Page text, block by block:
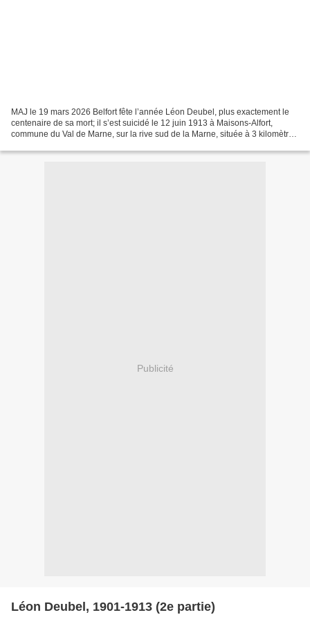
MAJ le 19 mars 2026 Belfort fête l’année Léon Deubel, plus exactement le
centenaire de sa mort; il s’est suicidé le 12 juin 1913 à Maisons-Alfort,
commune du Val de Marne, sur la rive sud de la Marne, située à 3 kilomètres
Publicité
Léon Deubel, 1901-1913 (2e partie)